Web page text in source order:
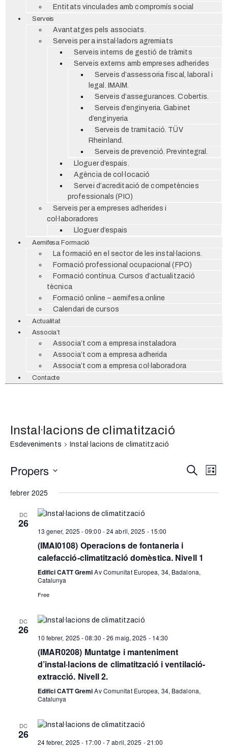
Entitats vinculades amb compromís social
Serveis
Avantatges pels associats.
Serveis per a instal·ladors agremiats
Serveis interns de gestió de tràmits
Serveis externs amb empreses adherides
Serveis d’assessoria fiscal, laboral i
legal. IMAIM.
Serveis d’assegurances. Cobertis.
Serveis d’enginyeria. Gabinet
d’enginyeria
Serveis de tramitació. TÜV
Rheinland.
Serveis de prevenció. Previntegral.
Lloguer d’espais.
Agència de col·locació
Servei d’acreditació de competències
professionals (PIO)
Serveis per a empreses adherides i
col·laboradores
Lloguer d’espais
Aemifesa Formació
La formació en el sector de les instal·lacions.
Formació professional ocupacional (FPO)
Formació contínua. Cursos d’actualització
tècnica
Formació online – aemifesa.online
Calendari de cursos
Actualitat
Associa’t
Associa’t com a empresa instaladora
Associa’t com a empresa adherida
Associa’t com a empresa col·laboradora
Contacte
Instal·lacions de climatització
Esdeveniments Instal·lacions de climatització
visual
Cerca
Llista
Propers
una
data.
febrer 2025
DC
26
13 gener, 2025 - 09:00 -24 abril, 2025 - 15:00
(IMAI0108) Operacions de fontaneria i
calefacció-climatització domèstica. Nivell 1
Edifici CATT GremiAv Comunitat Europea, 34, Badalona,
Catalunya
Free
DC
26
10 febrer, 2025 - 08:30 -26 maig, 2025 - 14:30
(IMAR0208) Muntatge i manteniment
d’instal·lacions de climatització i ventilació-
extracció. Nivell 2.
Edifici CATT GremiAv Comunitat Europea, 34, Badalona,
Catalunya
DC
26
24 febrer, 2025 - 17:00 -7 abril, 2025 - 21:00